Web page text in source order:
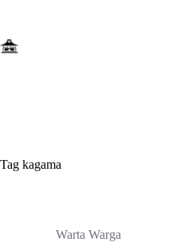
Tag kagama
Warta Warga